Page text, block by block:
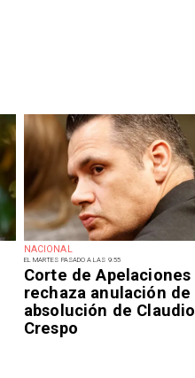
NACIONAL
EL MARTES PASADO A LAS 9:55
Corte de Apelaciones
rechaza anulación de
absolución de Claudio
Crespo